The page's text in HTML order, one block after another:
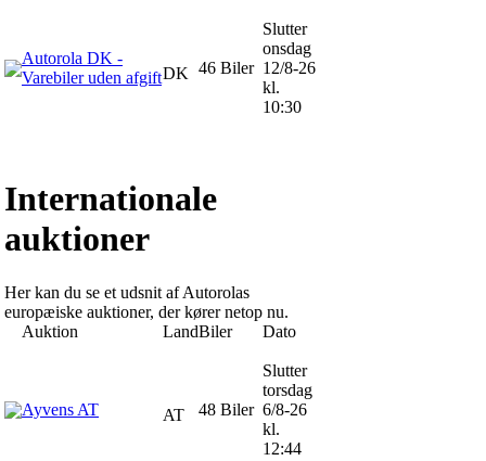
Autorola DK -
Varebiler uden afgiftDK 46 Biler
Slutter
onsdag
12/8-26
kl.
10:30
Internationale
auktioner
Her kan du se et udsnit af Autorolas
europæiske auktioner, der kører netop nu.
Auktion
LandBiler Dato
Ayvens AT AT 48 Biler
Slutter
torsdag
6/8-26
kl.
12:44